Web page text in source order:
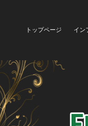
トップページ イン